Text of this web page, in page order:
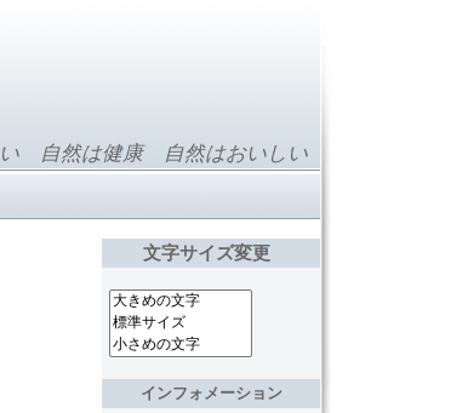
い 自然は健康 自然はおいしい
文字サイズ変更
インフォメーション